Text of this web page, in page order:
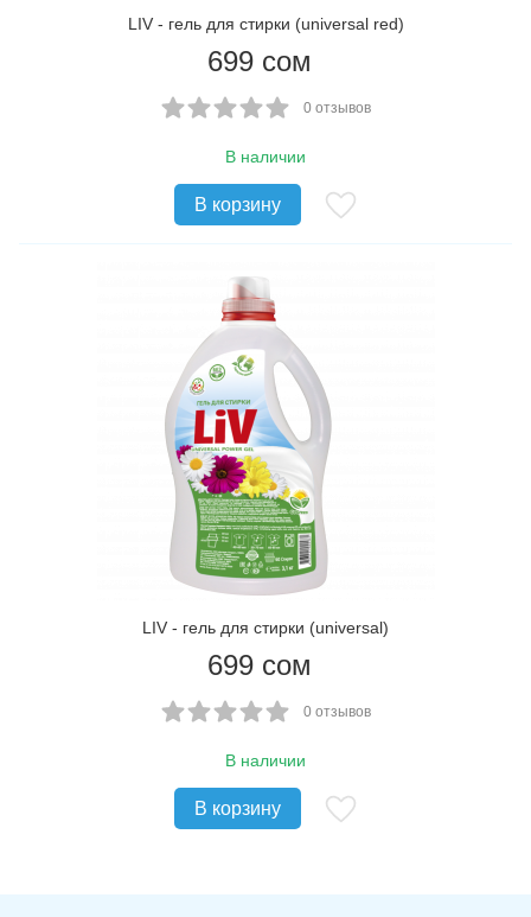
LIV - гель для стирки (universal red)
699 сом
0 отзывов
В наличии
В корзину
LIV - гель для стирки (universal)
699 сом
0 отзывов
В наличии
В корзину